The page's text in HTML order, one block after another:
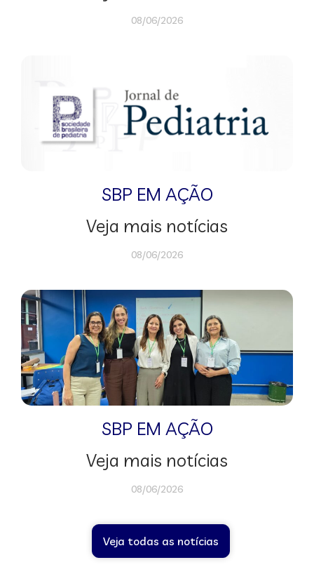
08/06/2026
SBP EM AÇÃO
Veja mais notícias
08/06/2026
SBP EM AÇÃO
Veja mais notícias
08/06/2026
Veja todas as notícias